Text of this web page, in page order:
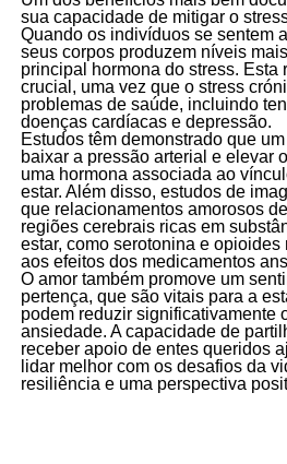
sua capacidade de mitigar o
Quando os indivíduos se sentem
seus corpos produzem níveis
principal hormona do stress. Esta
crucial, uma vez que o stress
problemas de saúde, incluindo
doenças cardíacas e depressão.
Estudos têm demonstrado que
baixar a pressão arterial e elevar
uma hormona associada ao
estar. Além disso, estudos de
que relacionamentos amorosos
regiões cerebrais ricas em
estar, como serotonina e
aos efeitos dos medicamentos
O amor também promove um
pertença, que são vitais para a
podem reduzir significativamente
ansiedade. A capacidade de
receber apoio de entes queridos
lidar melhor com os desafios da
resiliência e uma perspectiva